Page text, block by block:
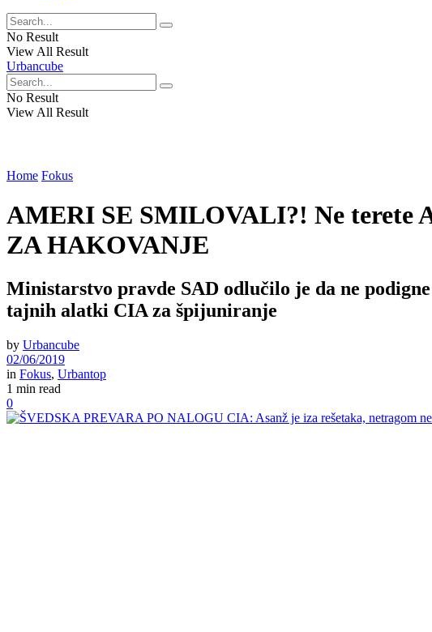
No Result
View All Result
Urbancube
No Result
View All Result
Home Fokus
AMERI SE SMILOVALI?! Ne terete
ZA HAKOVANJE
Ministarstvo pravde SAD odlučilo je da ne
tajnih alatki CIA za špijuniranje
by Urbancube
02/06/2019
in Fokus, Urbantop
1 min read
0